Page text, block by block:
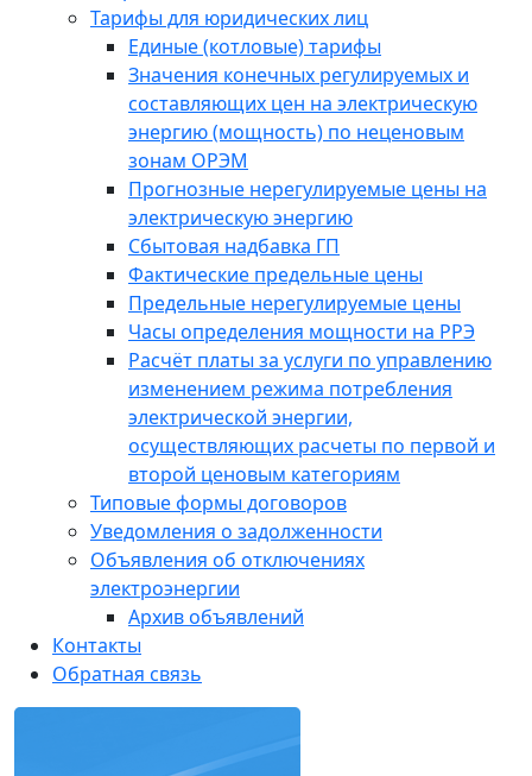
Тарифы для юридических лиц
Единые (котловые) тарифы
Значения конечных регулируемых и
составляющих цен на электрическую
энергию (мощность) по неценовым
зонам ОРЭМ
Прогнозные нерегулируемые цены на
электрическую энергию
Сбытовая надбавка ГП
Фактические предельные цены
Предельные нерегулируемые цены
Часы определения мощности на РРЭ
Расчёт платы за услуги по управлению
изменением режима потребления
электрической энергии,
осуществляющих расчеты по первой и
второй ценовым категориям
Типовые формы договоров
Уведомления о задолженности
Объявления об отключениях
электроэнергии
Архив объявлений
Контакты
Обратная связь